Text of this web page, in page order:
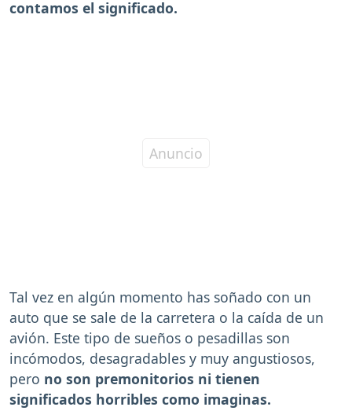
contamos el significado.
Tal vez en algún momento has soñado con un
auto que se sale de la carretera o la caída de un
avión. Este tipo de sueños o pesadillas son
incómodos, desagradables y muy angustiosos,
pero no son premonitorios ni tienen
significados horribles como imaginas.